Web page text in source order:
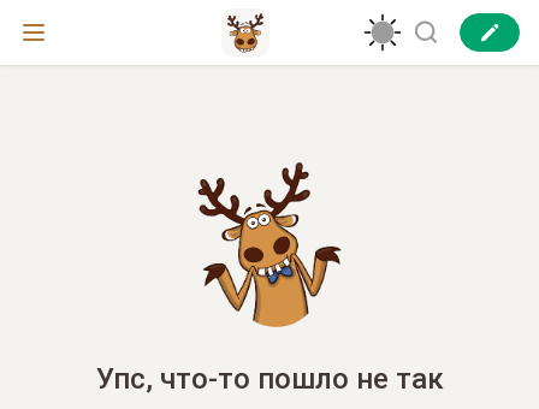
Упс, что-то пошло не так